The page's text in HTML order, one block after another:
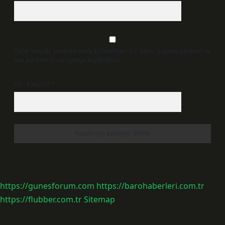
Daha sonraki yorumlarımda kullanılması için adım, e-posta adresim ve
site adresim bu tarayıcıya kaydedilsin.
10 - 4 kaçtır? *
https://gunesforum.com https://barohaberleri.com.tr
https://flubber.com.trSitemap